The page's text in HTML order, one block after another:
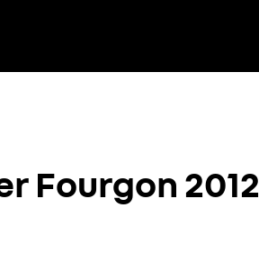
Fourgon 2012